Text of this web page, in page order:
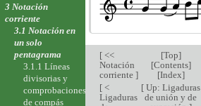
[<<
Notación
corriente ]
[Top]
[Contents]
[Index]
[<
Ligaduras
[ Up: Ligaduras
de unión y de
3 Notación
corriente
3.1 Notación en
un solo
pentagrama
3.1.1 Líneas
divisorias y
comprobaciones
de compás